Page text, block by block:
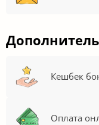
Кешбек
Оплата